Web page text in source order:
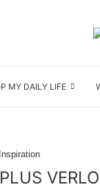
MY DAILY LIFE
Inspiration